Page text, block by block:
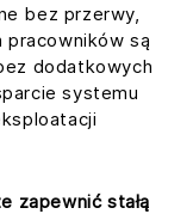
bez przerwy,
pracowników są
dodatkowych
systemu
zapewnić stałą